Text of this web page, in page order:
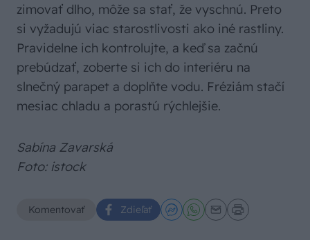
zimovať dlho, môže sa stať, že vyschnú. Preto
si vyžadujú viac starostlivosti ako iné rastliny.
Pravidelne ich kontrolujte, a keď sa začnú
prebúdzať, zoberte si ich do interiéru na
slnečný parapet a doplňte vodu. Fréziám stačí
mesiac chladu a porastú rýchlejšie.
Sabína Zavarská
Foto: istock
Komentovať Zdieľať